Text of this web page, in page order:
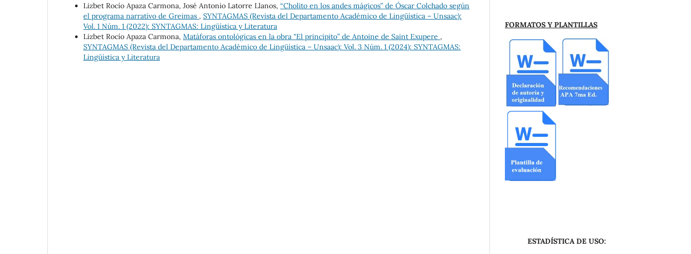
Lizbet Rocío Apaza Carmona, José Antonio Latorre Llanos, “Cholito en los andes mágicos” de Óscar Colchado según
el programa narrativo de Greimas , SYNTAGMAS (Revista del Departamento Académico de Lingüística – Unsaac):
Vol. 1 Núm. 1 (2022): SYNTAGMAS: Lingüística y Literatura
Lizbet Rocío Apaza Carmona, Matáforas ontológicas en la obra "El principito” de Antoine de Saint Exupere ,
SYNTAGMAS (Revista del Departamento Académico de Lingüística – Unsaac): Vol. 3 Núm. 1 (2024): SYNTAGMAS:
Lingüística y Literatura
FORMATOS Y PLANTILLAS
ESTADÍSTICA DE USO: